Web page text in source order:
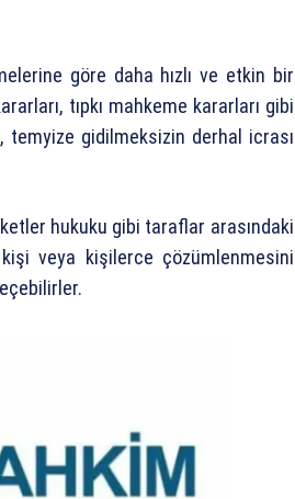
göre daha hızlı ve etkin bir
tıpkı mahkeme kararları gibi
temyize gidilmeksizin derhal icrası
hukuku gibi taraflar arasındaki
kişi veya kişilerce çözümlenmesini